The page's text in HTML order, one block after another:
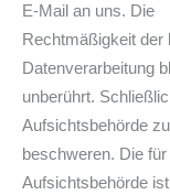
E-Mail an uns. Die
Rechtmäßigkeit der
Datenverarbeitung
unberührt.
Aufsichtsbehörde zu
beschweren. Die
Aufsichtsbehörde